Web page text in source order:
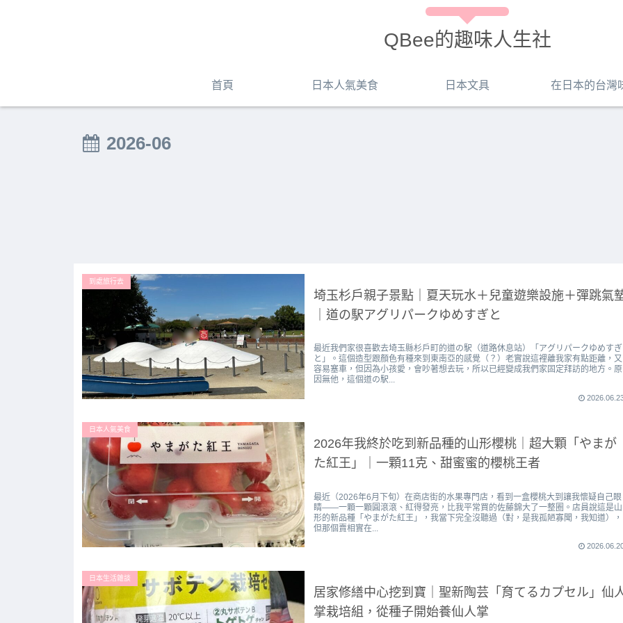
QBee的趣味人生社
首頁 日本人氣美食 日本文具 在日本的台灣
2026-06
到處旅行去
埼玉杉戶親子景點｜夏天玩水＋兒童遊樂設施＋彈跳氣
｜道の駅アグリパークゆめすぎと
最近我們家很喜歡去埼玉縣杉戶町的道の駅（道路休息站）「アグリパークゆめすぎ
と」。這個造型跟顏色有種來到東南亞的感覺（？）老實說這裡離我家有點距離，又
容易塞車，但因為小孩愛，會吵著想去玩，所以已經變成我們家固定拜訪的地方。原
因無他，這個道の駅...
日本人氣美食
2026年我終於吃到新品種的山形櫻桃｜超大顆「やまが
た紅王」｜一顆11克、甜蜜蜜的櫻桃王者
最近（2026年6月下旬）在商店街的水果專門店，看到一盒櫻桃大到讓我懷疑自己眼
睛——一顆一顆圓滾滾、紅得發亮，比我平常買的佐藤錦大了一整圈。店員說這是山
形的新品種「やまがた紅王」，我當下完全沒聽過（對，是我孤陋寡聞，我知道），
但那個賣相實在...
日本生活雜談
居家修繕中心挖到寶｜聖新陶芸「育てるカプセル」仙
掌栽培組，從種子開始養仙人掌